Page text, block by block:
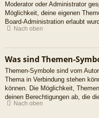
Moderator oder Administrator
Möglichkeit, deine eigenen
Board-Administration erlaubt
Nach oben
Was sind Themen-
Themen-Symbole sind vom
Thema in Verbindung stehen
können. Die Möglichkeit,
deinen Berechtigungen ab, die
Nach oben